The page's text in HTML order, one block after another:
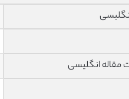
مقاله انگلیسی